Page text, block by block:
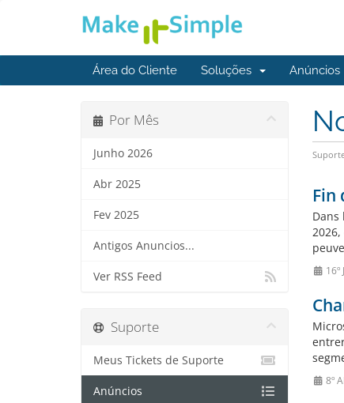
Área do Cliente Soluções Anúncios
Por Mês
Junho 2026
Abr 2025
Fev 2025
Antigos Anuncios...
Ver RSS Feed
Fin
Dans
16º
8º
Suporte
Meus Tickets de Suporte
Anúncios